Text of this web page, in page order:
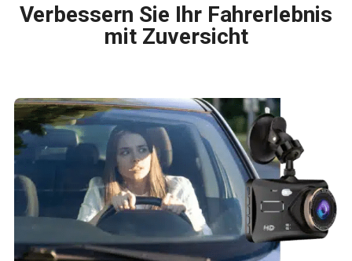
Verbessern Sie Ihr Fahrerlebnis
mit Zuversicht